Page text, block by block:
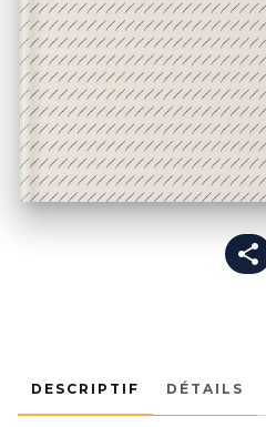
DESCRIPTIF DÉTAILS